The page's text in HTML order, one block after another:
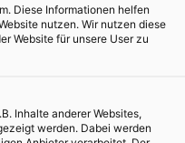
Diese Informationen helfen
nutzen. Wir nutzen diese
Website für unsere User zu
Inhalte anderer Websites,
werden. Dabei werden